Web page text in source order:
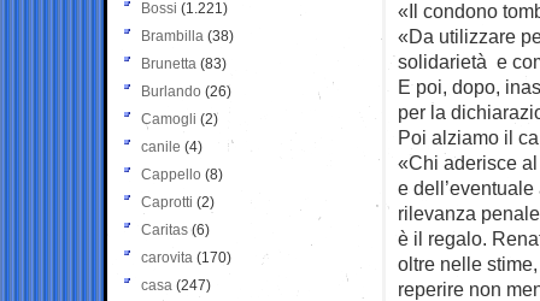
«Il condono
«Da utilizzare
solidarietà e
E poi, dopo,
per la
Poi alziamo il
«Chi aderisce
e
rilevanza
è il regalo.
oltre nelle
reperire non
Bossi (1.221)
Brambilla (38)
Brunetta (83)
Burlando (26)
Camogli (2)
canile (4)
Cappello (8)
Caprotti (2)
Caritas (6)
carovita (170)
casa (247)